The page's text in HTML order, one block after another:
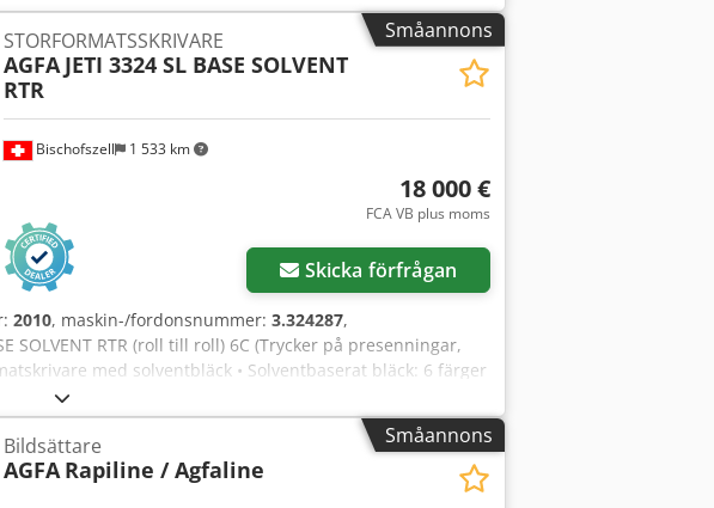
Småannons
Bischofszell 1 533 km
STORFORMATSSKRIVARE
AGFA JETI 3324 SL BASE SOLVENT
RTR
18 000 €
FCA VB plus moms
Skicka förfrågan
2010, maskin-/fordonsnummer: 3.324287,
SOLVENT RTR (roll till roll) 6C (Trycker på presenningar,
med solventbläck • Solventbaserat bläck: 6 färger
• 24 piezoelektriska Spectra högprestanda-skrivhuvuden
Ah Tock • Max. rullvikt upp till 230 KG • Upp till 64 m2/h •
information: • Bärande återspolningsenhet: Jeti 3M
• Jeti Spectra huvud 24 SL PH 3324 (E91UE000) •
(E9ZUA000) • Reservdelssats för Jeti 3324
Småannons
Bildsättare
AGFA Rapiline / Agfaline